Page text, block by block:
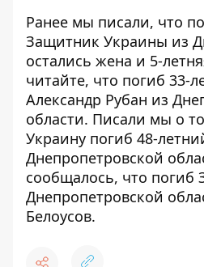
Ранее мы писали, что
Защитник Украины из
остались жена и 5-
читайте, что погиб 33-
Александр Рубан из
области. Писали мы о
Украину погиб 48-
Днепропетровской
сообщалось, что погиб
Днепропетровской
Белоусов.